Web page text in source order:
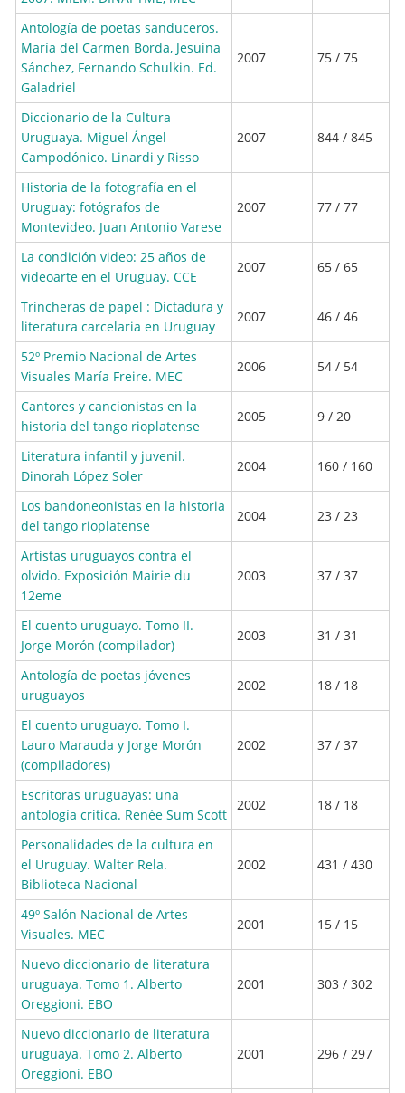
Antología de poetas sanduceros.
María del Carmen Borda, Jesuina
Sánchez, Fernando Schulkin. Ed.
Galadriel
2007 75 / 75
Diccionario de la Cultura
Uruguaya. Miguel Ángel
Campodónico. Linardi y Risso
2007 844 / 845
Historia de la fotografía en el
Uruguay: fotógrafos de
Montevideo. Juan Antonio Varese
2007 77 / 77
La condición video: 25 años de
videoarte en el Uruguay. CCE
2007 65 / 65
Trincheras de papel : Dictadura y
literatura carcelaria en Uruguay
2007 46 / 46
52º Premio Nacional de Artes
Visuales María Freire. MEC
2006 54 / 54
Cantores y cancionistas en la
historia del tango rioplatense
2005 9 / 20
Literatura infantil y juvenil.
Dinorah López Soler
2004 160 / 160
Los bandoneonistas en la historia
del tango rioplatense
2004 23 / 23
Artistas uruguayos contra el
olvido. Exposición Mairie du
12eme
2003 37 / 37
El cuento uruguayo. Tomo II.
Jorge Morón (compilador)
2003 31 / 31
Antología de poetas jóvenes
uruguayos
2002 18 / 18
El cuento uruguayo. Tomo I.
Lauro Marauda y Jorge Morón
(compiladores)
2002 37 / 37
Escritoras uruguayas: una
antología critica. Renée Sum Scott
2002 18 / 18
Personalidades de la cultura en
el Uruguay. Walter Rela.
Biblioteca Nacional
2002 431 / 430
49º Salón Nacional de Artes
Visuales. MEC
2001 15 / 15
Nuevo diccionario de literatura
uruguaya. Tomo 1. Alberto
Oreggioni. EBO
2001 303 / 302
Nuevo diccionario de literatura
uruguaya. Tomo 2. Alberto
Oreggioni. EBO
2001 296 / 297